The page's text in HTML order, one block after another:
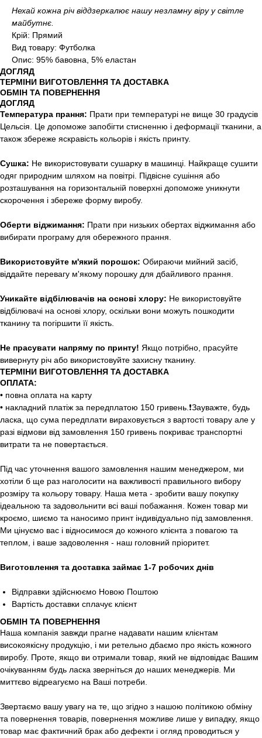
Нехай кожна річ віддзеркалює нашу незламну віру у світле
майбутнє.
Крій: Прямий
Вид товару: Футболка
Опис: 95% бавовна, 5% еластан
ДОГЛЯД
ТЕРМІНИ ВИГОТОВЛЕННЯ ТА ДОСТАВКА
ОБМІН ТА ПОВЕРНЕННЯ
ДОГЛЯД
Температура прання: Прати при температурі не вище 30 градусів
Цельсія. Це допоможе запобігти стисненню і деформації тканини, а
також збереже яскравість кольорів і якість принту.
Сушка: Не використовувати сушарку в машинці. Найкраще сушити
одяг природним шляхом на повітрі. Підвісне сушіння або
розташування на горизонтальній поверхні допоможе уникнути
скорочення і збереже форму виробу.
Оберти віджимання: Прати при низьких обертах віджимання або
вибирати програму для обережного прання.
Використовуйте м'який порошок: Обираючи мийний засіб,
віддайте перевагу м'якому порошку для дбайливого прання.
Уникайте відбілювачів на основі хлору: Не використовуйте
відбілювачі на основі хлору, оскільки вони можуть пошкодити
тканину та погіршити її якість.
Не прасувати напряму по принту! Якщо потрібно, прасуйте
вивернуту річ або використовуйте захисну тканину.
ТЕРМІНИ ВИГОТОВЛЕННЯ ТА ДОСТАВКА
ОПЛАТА:
• повна оплата на карту
• накладний платіж за передплатою 150 гривень.❗️Зауважте, будь
ласка, що сума передплати вираховується з вартості товару але у
разі відмови від замовлення 150 гривень покриває транспортні
витрати та не повертається.
Під час уточнення вашого замовлення нашим менеджером, ми
хотіли б ще раз наголосити на важливості правильного вибору
розміру та кольору товару. Наша мета - зробити вашу покупку
ідеальною та задовольнити всі ваші побажання. Кожен товар ми
кроємо, шиємо та наносимо принт індивідуально під замовлення.
Ми цінуємо вас і відносимося до кожного клієнта з повагою та
теплом, і ваше задоволення - наш головний пріоритет.
Виготовлення та доставка займає 1-7 робочих днів
Відправки здійснюємо Новою Поштою
Вартість доставки сплачує клієнт
ОБМІН ТА ПОВЕРНЕННЯ
Наша компанія завжди прагне надавати нашим клієнтам
високоякісну продукцію, і ми ретельно дбаємо про якість кожного
виробу. Проте, якщо ви отримали товар, який не відповідає Вашим
очікуванням будь ласка зверніться до наших менеджерів. Ми
миттєво відреагуємо на Ваші потреби.
Звертаємо вашу увагу на те, що згідно з нашою політикою обміну
та повернення товарів, повернення можливе лише у випадку, якщо
товар має фактичний брак або дефекти і огляд проводиться у